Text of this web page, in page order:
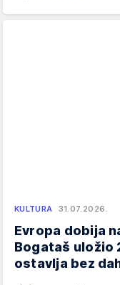
KULTURA 31.07.2026.
Evropa dobija
Bogataš uložio
ostavlja bez